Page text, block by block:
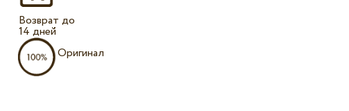
Возврат до
14 дней
Оригинал